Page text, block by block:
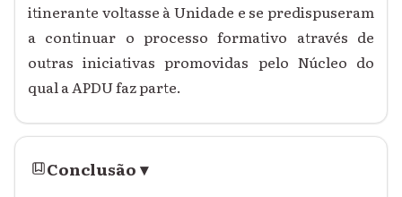
itinerante voltasse à Unidade e se predispuseram
a continuar o processo formativo através de
outras iniciativas promovidas pelo Núcleo do
qual a APDU faz parte.
Conclusão▾